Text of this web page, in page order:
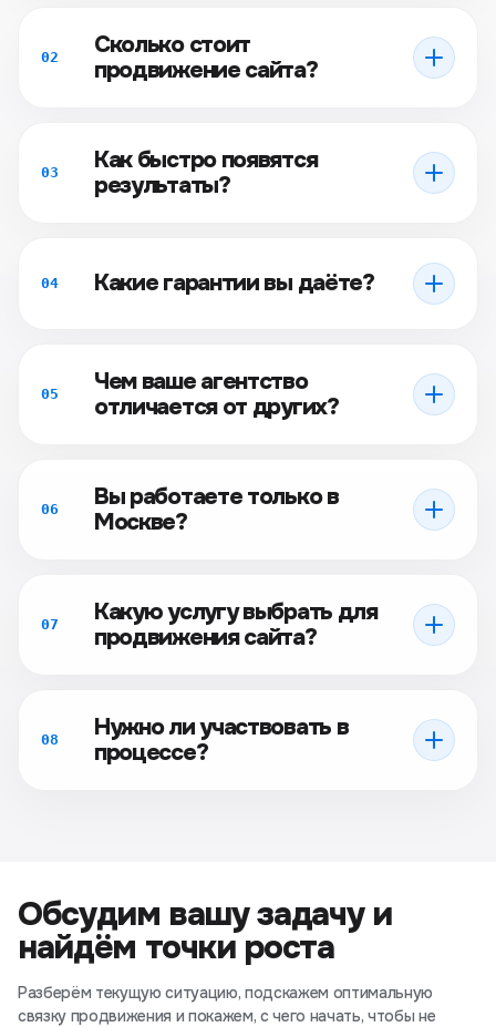
02
Сколько стоит
продвижение сайта?
03
Как быстро появятся
результаты?
04 Какие гарантии вы даёте?
05
Чем ваше агентство
отличается от других?
06
Вы работаете только в
Москве?
07
Какую услугу выбрать для
продвижения сайта?
08
Нужно ли участвовать в
процессе?
Обсудим вашу задачу и
найдём точки роста
Разберём текущую ситуацию, подскажем оптимальную
связку продвижения и покажем, с чего начать, чтобы не